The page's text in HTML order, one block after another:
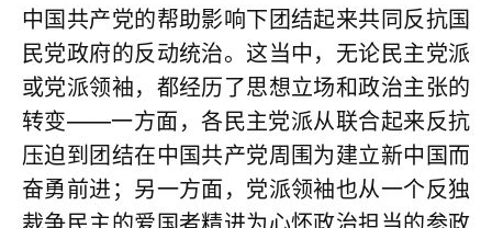
中国共产党的帮助影响下团结起来共同反抗国
民党政府的反动统治。这当中，无论民主党派
或党派领袖，都经历了思想立场和政治主张的
转变——一方面，各民主党派从联合起来反抗
压迫到团结在中国共产党周围为建立新中国而
奋勇前进；另一方面，党派领袖也从一个反独